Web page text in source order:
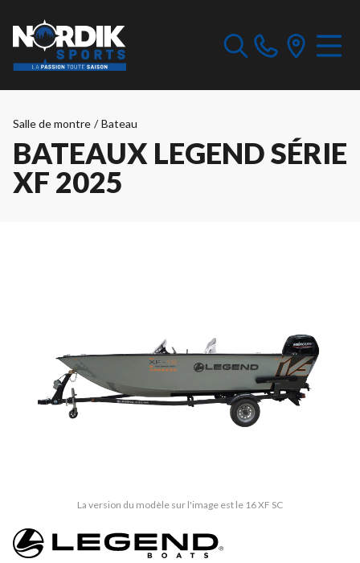
Salle de montre / Bateau
BATEAUX LEGEND SÉRIE
XF 2025
La version du modèle sur l'image est le 16 XF SC